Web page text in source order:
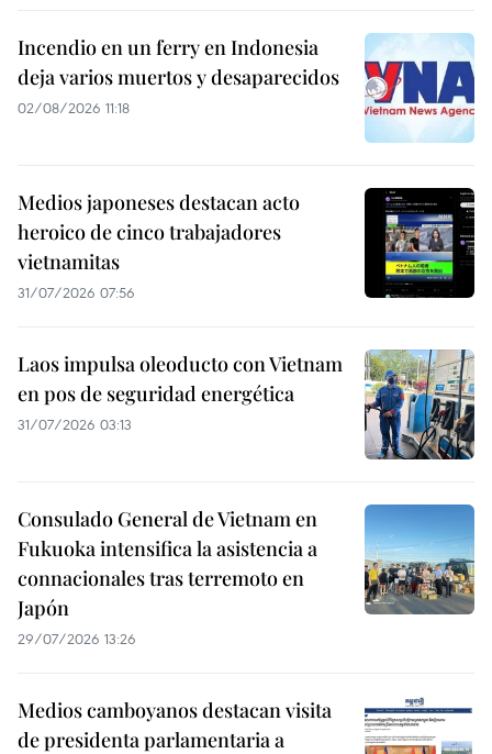
Incendio en un ferry en Indonesia
deja varios muertos y desaparecidos
02/08/2026 11:18
Medios japoneses destacan acto
heroico de cinco trabajadores
vietnamitas
31/07/2026 07:56
Laos impulsa oleoducto con Vietnam
en pos de seguridad energética
31/07/2026 03:13
Consulado General de Vietnam en
Fukuoka intensifica la asistencia a
connacionales tras terremoto en
Japón
29/07/2026 13:26
Medios camboyanos destacan visita
de presidenta parlamentaria a